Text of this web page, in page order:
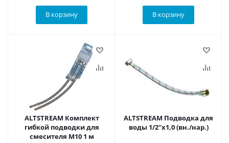
В корзину В корзину
ALTSTREAM Комплект
гибкой подводки для
смесителя М10 1 м
ALTSTREAM Подводка для
воды 1/2"x1,0 (вн./нар.)